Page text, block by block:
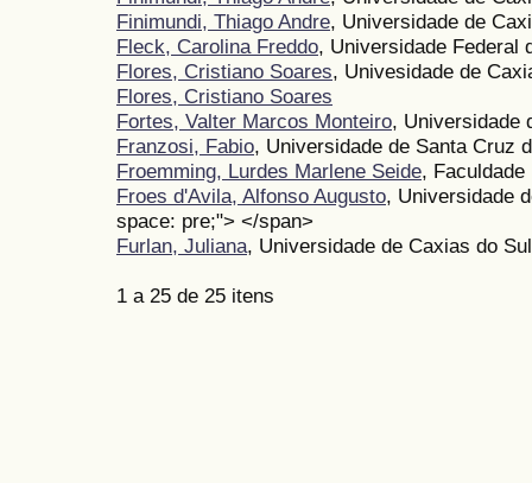
Finimundi, Thiago Andre, Universidade de
Fleck, Carolina Freddo, Universidade Federal
Flores, Cristiano Soares, Univesidade de
Flores, Cristiano Soares
Fortes, Valter Marcos Monteiro, Universidade
Franzosi, Fabio, Universidade de Santa Cruz
Froemming, Lurdes Marlene Seide,
Froes d'Avila, Alfonso Augusto, Universidade
space: pre;"> </span>
Furlan, Juliana, Universidade de Caxias do Sul
1 a 25 de 25 itens